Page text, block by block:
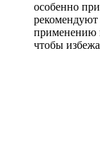
особенно
применению
чтобы